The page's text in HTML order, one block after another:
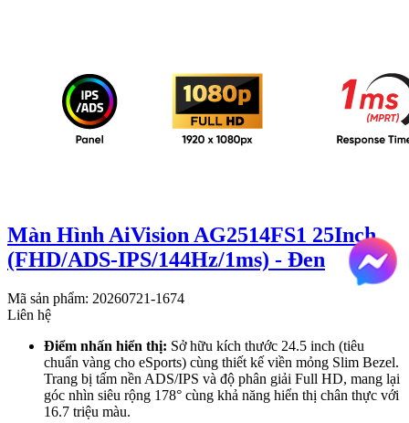
Màn Hình AiVision AG2514FS1 25Inch
(FHD/ADS-IPS/144Hz/1ms) - Đen
Mã sản phẩm: 20260721-1674
Liên hệ
Điểm nhấn hiển thị: Sở hữu kích thước 24.5 inch (tiêu
chuẩn vàng cho eSports) cùng thiết kế viền mỏng Slim Bezel.
Trang bị tấm nền ADS/IPS và độ phân giải Full HD, mang lại
góc nhìn siêu rộng 178° cùng khả năng hiển thị chân thực với
16.7 triệu màu.